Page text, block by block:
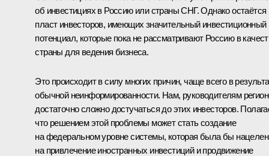
об инвестициях в Россию или страны СНГ. Однако остаётся
пласт инвесторов, имеющих значительный инвестиционный
потенциал, которые пока не рассматривают Россию в
страны для ведения бизнеса.
Это происходит в силу многих причин, чаще всего в
обычной неинформированности. Нам, руководителям
достаточно сложно достучаться до этих инвесторов.
что решением этой проблемы может стать создание
на федеральном уровне системы, которая была бы
на привлечение иностранных инвестиций и продвижение